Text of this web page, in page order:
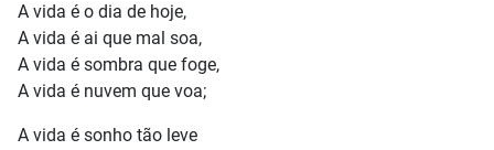
A vida é o dia de hoje,
A vida é ai que mal soa,
A vida é sombra que foge,
A vida é nuvem que voa;
A vida é sonho tão leve